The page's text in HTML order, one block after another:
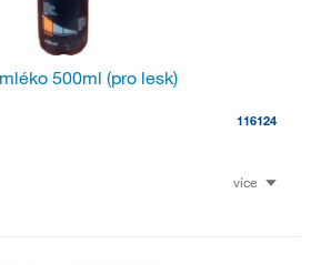
500ml (pro lesk)
116124
více